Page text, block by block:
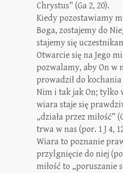
Chrystus” (Ga 2, 20).
Kiedy pozostawiamy
Boga, zostajemy do
stajemy się
Otwarcie się na Jego
pozwalamy, aby On w
prowadził do
Nim i tak jak On; tylko
wiara staje się
„działa przez miłość”
trwa w nas (por. 1 J 4,
Wiara to poznanie
przylgnięcie do niej
miłość to „poruszanie